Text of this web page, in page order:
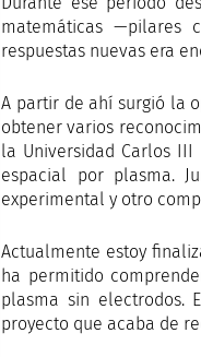
matemáticas —pilares
respuestas nuevas era
A partir de ahí surgió la
obtener varios
la Universidad Carlos
espacial por plasma.
experimental y otro
Actualmente estoy
ha permitido
plasma sin electrodos.
proyecto que acaba de